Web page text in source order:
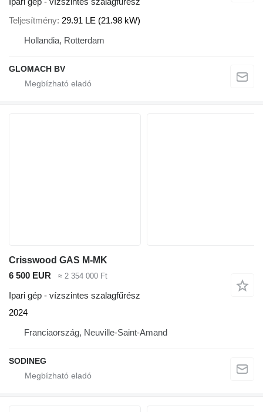
Teljesítmény 29.91 LE (21.98 kW)
Hollandia, Rotterdam
GLOMACH BV
Crisswood GAS M-MK
6 500 EUR
≈ 2 354 000 Ft
Ipari gép - vízszintes szalagfűrész
2024
Franciaország, Neuville-Saint-Amand
SODINEG